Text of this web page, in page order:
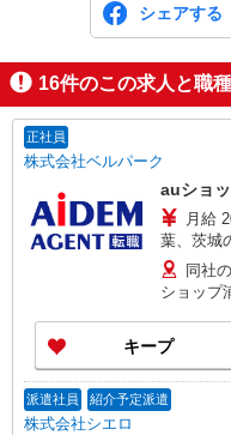
シェアする
16件のこの求人と職
正社員
株式会社ベルパーク
auショ
月給
葉、茨城
当￥
り（業績により）
720,000
円 アドバ
同社
ショッ
都北区
ョップ
ショップ
キープ
派遣社員 紹介予定派遣
株式会社シエロ